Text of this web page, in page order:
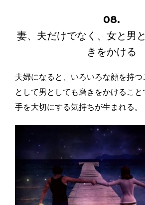
08.
妻、夫だけでなく、女と男
きをかける
夫婦になると、いろいろな顔を持
として男としても磨きをかけること
手を大切にする気持ちが生まれる。